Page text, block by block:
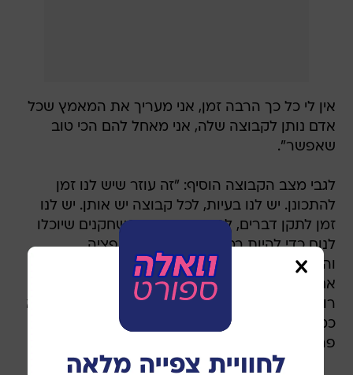
אין לי כל כך הרבה זמן, אני מעריך את המאמץ שכל
אדם נותן לקבוצה שלה, אני מאחל להם הכי טוב
שאפשר".
לגבי מצב הקבוצה הוסיף: "זה עוזר שיש לנו זמן
להתכונן. יש לנו בעיות, לכל קבוצה יש אותן. יש לנו
זמן לתקן דברים, להוסיף דברים, וששחקנים שיוכלו
לנוח כדי להיות במהירות שיא. הקונספציה
והאסטרטגיה ההגנתית של באיירן השתנתה. ביום
אחד הוא לא הצליח להכניס פרטים, אבל עכשיו
רואים דברים, והם קבוצה שיכולה לשחק בקצב מלא
כמו שהם שיחקו נגד ולנסיה או בקצב איטי כמו מול
פרטיזן".